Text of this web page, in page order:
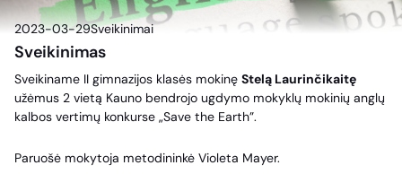
2023-03-29Sveikinimai
Sveikinimas
Sveikiname II gimnazijos klasės mokinę Stelą Laurinčikaitę
užėmus 2 vietą Kauno bendrojo ugdymo mokyklų mokinių anglų
kalbos vertimų konkurse „Save the Earth”.
Paruošė mokytoja metodininkė Violeta Mayer.